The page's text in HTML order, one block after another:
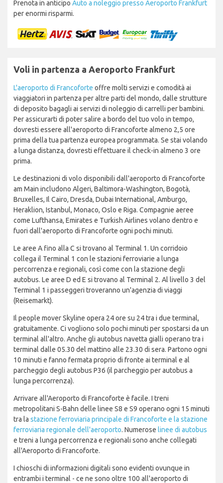
Prenota in anticipo Auto a noleggio presso Aeroporto Frankfurt
per enormi risparmi.
Voli in partenza a Aeroporto Frankfurt
L'aeroporto di Francoforte offre molti servizi e comodità ai
viaggiatori in partenza per altre parti del mondo, dalle strutture
di deposito bagagli ai servizi di noleggio di carrelli per bambini.
Per assicurarti di poter salire a bordo del tuo volo in tempo,
dovresti essere all'aeroporto di Francoforte almeno 2,5 ore
prima della tua partenza europea programmata. Se stai volando
a lunga distanza, dovresti effettuare il check-in almeno 3 ore
prima.
Le destinazioni di volo disponibili dall'aeroporto di Francoforte
am Main includono Algeri, Baltimora-Washington, Bogotà,
Bruxelles, Il Cairo, Dresda, Dubai International, Amburgo,
Heraklion, Istanbul, Monaco, Oslo e Riga. Compagnie aeree
come Lufthansa, Emirates e Turkish Airlines volano dentro e
fuori dall'aeroporto di Francoforte ogni pochi minuti.
Le aree A fino alla C si trovano al Terminal 1. Un corridoio
collega il Terminal 1 con le stazioni ferroviarie a lunga
percorrenza e regionali, così come con la stazione degli
autobus. Le aree D ed E si trovano al Terminal 2. Al livello 3 del
Terminal 1 i passeggeri troveranno un'agenzia di viaggi
(Reisemarkt).
Il people mover Skyline opera 24 ore su 24 tra i due terminal,
gratuitamente. Ci vogliono solo pochi minuti per spostarsi da un
terminal all'altro. Anche gli autobus navetta gialli operano tra i
terminal dalle 05.30 del mattino alle 23.30 di sera. Partono ogni
10 minuti e fanno fermata proprio di fronte ai terminal e al
parcheggio degli autobus P36 (il parcheggio per autobus a
lunga percorrenza).
Arrivare all'Aeroporto di Francoforte è facile. I treni
metropolitani S-Bahn delle linee S8 e S9 operano ogni 15 minuti
tra la stazione ferroviaria principale di Francoforte e la stazione
ferroviaria regionale dell'aeroporto. Numerose linee di autobus
e treni a lunga percorrenza e regionali sono anche collegati
all'Aeroporto di Francoforte.
I chioschi di informazioni digitali sono evidenti ovunque in
entrambi i terminal - ce ne sono oltre 100 all'aeroporto di